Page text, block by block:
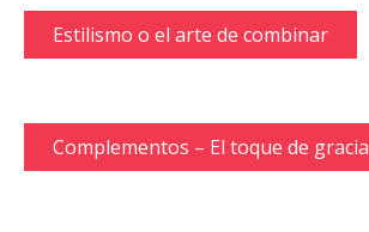
Estilismo o el arte de combinar
Complementos – El toque de gracia